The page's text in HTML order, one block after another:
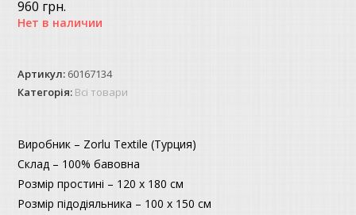
960 грн.
Нет в наличии
Артикул: 60167134
Категорія: Всі товари
Виробник – Zorlu Textile (Турция)
Склад – 100% бавовна
Розмір простині – 120 х 180 см
Розмір підодіяльника – 100 х 150 см